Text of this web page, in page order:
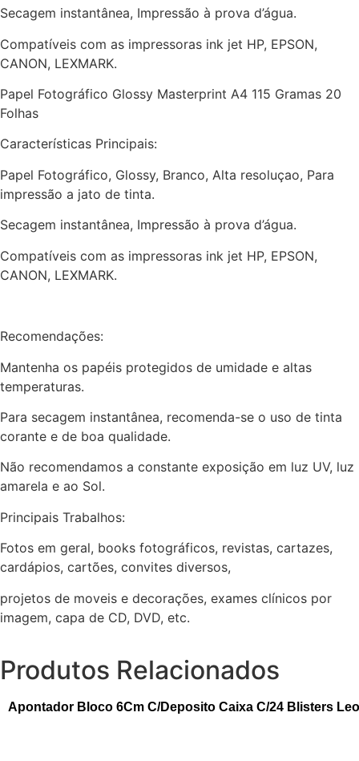
Secagem instantânea, Impressão à prova d’água.
Compatíveis com as impressoras ink jet HP, EPSON,
CANON, LEXMARK.
Papel Fotográfico Glossy Masterprint A4 115 Gramas 20
Folhas
Características Principais:
Papel Fotográfico, Glossy, Branco, Alta resoluçao, Para
impressão a jato de tinta.
Secagem instantânea, Impressão à prova d’água.
Compatíveis com as impressoras ink jet HP, EPSON,
CANON, LEXMARK.
Recomendações:
Mantenha os papéis protegidos de umidade e altas
temperaturas.
Para secagem instantânea, recomenda-se o uso de tinta
corante e de boa qualidade.
Não recomendamos a constante exposição em luz UV, luz
amarela e ao Sol.
Principais Trabalhos:
Fotos em geral, books fotográficos, revistas, cartazes,
cardápios, cartões, convites diversos,
projetos de moveis e decorações, exames clínicos por
imagem, capa de CD, DVD, etc.
Produtos Relacionados
Apontador Bloco 6Cm C/Deposito Caixa C/24 Blisters